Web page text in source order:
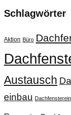
Schlagwörter
Aktion Büro
Austausch
einbau